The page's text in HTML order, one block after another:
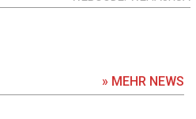
» MEHR NEWS